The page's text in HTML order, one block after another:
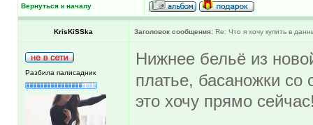
Вернуться к началу
KrisKiSSka Заголовок сообщения: Re: Что я хочу купить в
Разбила палисадник
Нижнее бельё из
платье, басаножки со
это хочу прямо